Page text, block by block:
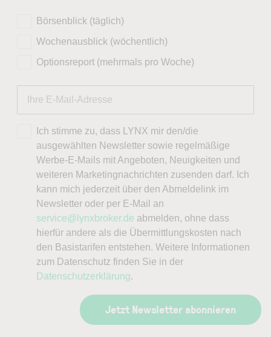
Börsenblick (täglich)
Wochenausblick (wöchentlich)
Optionsreport (mehrmals pro Woche)
Ich stimme zu, dass LYNX mir den/die
ausgewählten Newsletter sowie regelmäßige
Werbe-E-Mails mit Angeboten, Neuigkeiten und
weiteren Marketingnachrichten zusenden darf. Ich
kann mich jederzeit über den Abmeldelink im
Newsletter oder per E-Mail an
service@lynxbroker.de abmelden, ohne dass
hierfür andere als die Übermittlungskosten nach
den Basistarifen entstehen. Weitere Informationen
zum Datenschutz finden Sie in der
Datenschutzerklärung.
Jetzt Newsletter abonnieren